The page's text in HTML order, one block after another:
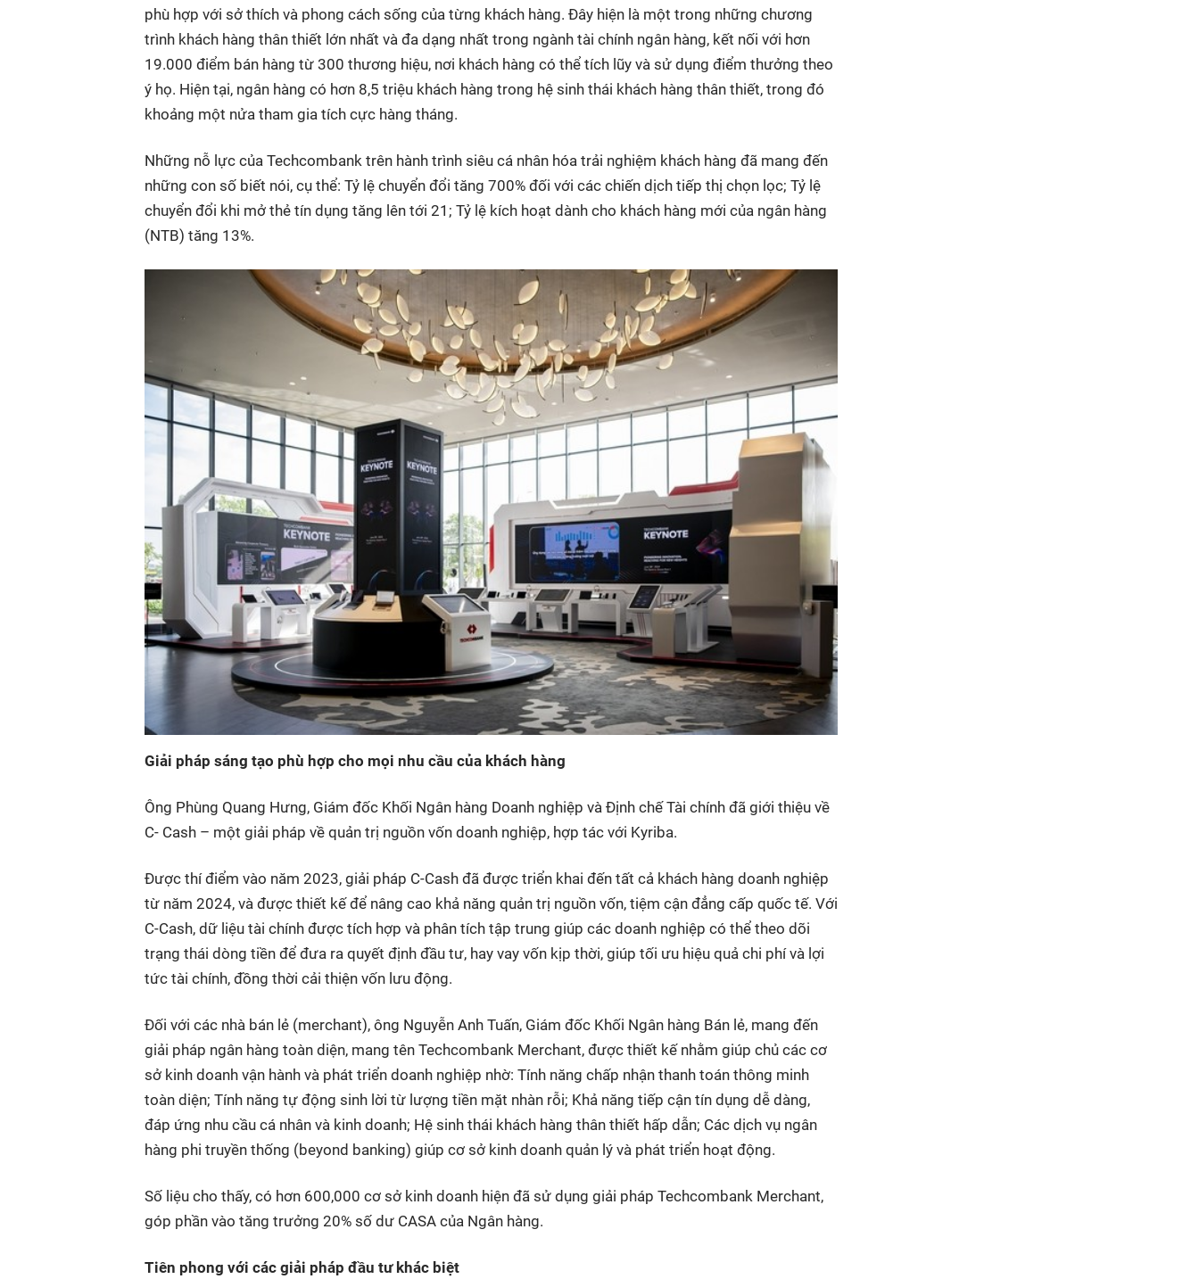
phù hợp với sở thích và phong cách sống của từng khách hàng. Đây hiện là một trong những chương
trình khách hàng thân thiết lớn nhất và đa dạng nhất trong ngành tài chính ngân hàng, kết nối với hơn
19.000 điểm bán hàng từ 300 thương hiệu, nơi khách hàng có thể tích lũy và sử dụng điểm thưởng theo
ý họ. Hiện tại, ngân hàng có hơn 8,5 triệu khách hàng trong hệ sinh thái khách hàng thân thiết, trong đó
khoảng một nửa tham gia tích cực hàng tháng.
Những nỗ lực của Techcombank trên hành trình siêu cá nhân hóa trải nghiệm khách hàng đã mang đến
những con số biết nói, cụ thể: Tỷ lệ chuyển đổi tăng 700% đối với các chiến dịch tiếp thị chọn lọc; Tỷ lệ
chuyển đổi khi mở thẻ tín dụng tăng lên tới 21; Tỷ lệ kích hoạt dành cho khách hàng mới của ngân hàng
(NTB) tăng 13%.
Giải pháp sáng tạo phù hợp cho mọi nhu cầu của khách hàng
Ông Phùng Quang Hưng, Giám đốc Khối Ngân hàng Doanh nghiệp và Định chế Tài chính đã giới thiệu về
C- Cash – một giải pháp về quản trị nguồn vốn doanh nghiệp, hợp tác với Kyriba.
Được thí điểm vào năm 2023, giải pháp C-Cash đã được triển khai đến tất cả khách hàng doanh nghiệp
từ năm 2024, và được thiết kế để nâng cao khả năng quản trị nguồn vốn, tiệm cận đẳng cấp quốc tế. Với
C-Cash, dữ liệu tài chính được tích hợp và phân tích tập trung giúp các doanh nghiệp có thể theo dõi
trạng thái dòng tiền để đưa ra quyết định đầu tư, hay vay vốn kịp thời, giúp tối ưu hiệu quả chi phí và lợi
tức tài chính, đồng thời cải thiện vốn lưu động.
Đối với các nhà bán lẻ (merchant), ông Nguyễn Anh Tuấn, Giám đốc Khối Ngân hàng Bán lẻ, mang đến
giải pháp ngân hàng toàn diện, mang tên Techcombank Merchant, được thiết kế nhằm giúp chủ các cơ
sở kinh doanh vận hành và phát triển doanh nghiệp nhờ: Tính năng chấp nhận thanh toán thông minh
toàn diện; Tính năng tự động sinh lời từ lượng tiền mặt nhàn rỗi; Khả năng tiếp cận tín dụng dễ dàng,
đáp ứng nhu cầu cá nhân và kinh doanh; Hệ sinh thái khách hàng thân thiết hấp dẫn; Các dịch vụ ngân
hàng phi truyền thống (beyond banking) giúp cơ sở kinh doanh quản lý và phát triển hoạt động.
Số liệu cho thấy, có hơn 600,000 cơ sở kinh doanh hiện đã sử dụng giải pháp Techcombank Merchant,
góp phần vào tăng trưởng 20% số dư CASA của Ngân hàng.
Tiên phong với các giải pháp đầu tư khác biệt